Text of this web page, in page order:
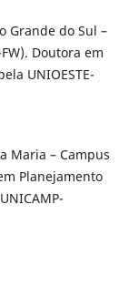
Grande do Sul –
Doutora em
UNIOESTE-
Maria – Campus
Planejamento